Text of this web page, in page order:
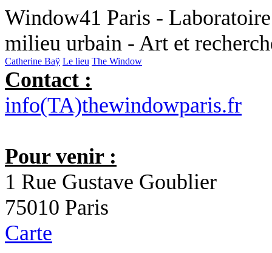
Window41 Paris -
milieu urbain - Art et
Catherine Baÿ Le lieu The Window
Contact :
info(TA)thewindowparis.fr
Pour venir :
1 Rue Gustave Goublier
75010 Paris
Carte